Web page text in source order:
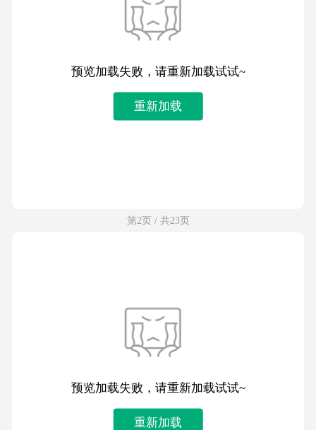
预览加载失败，请重新加载试试~
重新加载
第2页 / 共23页
预览加载失败，请重新加载试试~
重新加载